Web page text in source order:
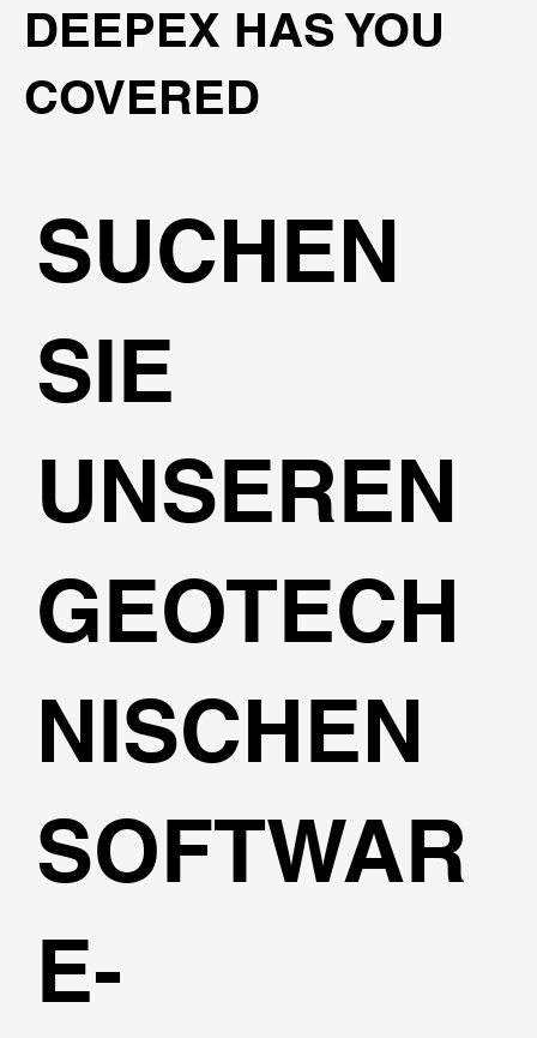
DEEPEX HAS YOU
COVERED
SUCHEN
SIE
UNSEREN
GEOTECH
NISCHEN
SOFTWAR
E-